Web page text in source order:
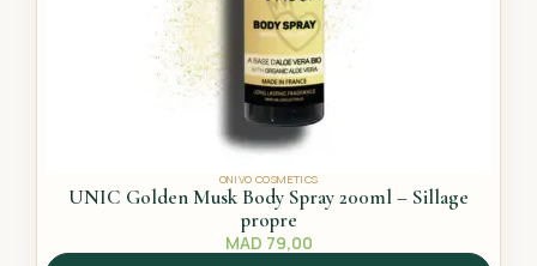
ONIVO COSMETICS
UNIC Golden Musk Body Spray 200ml – Sillage
propre
MAD 79,00